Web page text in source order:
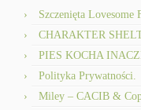
Szczenięta Lovesome
CHARAKTER
PIES KOCHA
Polityka Prywatności.
Miley – CACIB &